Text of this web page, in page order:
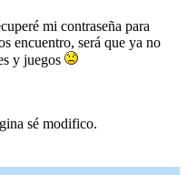
mi contraseña para
encuentro, será que ya no
y juegos
sé modifico.